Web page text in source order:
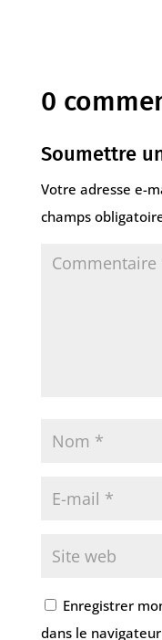
0
Soumettre
Votre adresse e-
champs
Enregistrer
dans le